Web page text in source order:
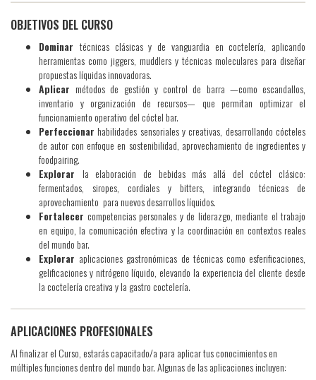
OBJETIVOS DEL CURSO
Dominar técnicas clásicas y de vanguardia en coctelería, aplicando
herramientas como jiggers, muddlers y técnicas moleculares para diseñar
propuestas líquidas innovadoras.
Aplicar métodos de gestión y control de barra —como escandallos,
inventario y organización de recursos— que permitan optimizar el
funcionamiento operativo del cóctel bar.
Perfeccionar habilidades sensoriales y creativas, desarrollando cócteles
de autor con enfoque en sostenibilidad, aprovechamiento de ingredientes y
foodpairing.
Explorar la elaboración de bebidas más allá del cóctel clásico:
fermentados, siropes, cordiales y bitters, integrando técnicas de
aprovechamiento para nuevos desarrollos líquidos.
Fortalecer competencias personales y de liderazgo, mediante el trabajo
en equipo, la comunicación efectiva y la coordinación en contextos reales
del mundo bar.
Explorar aplicaciones gastronómicas de técnicas como esferificaciones,
gelificaciones y nitrógeno líquido, elevando la experiencia del cliente desde
la coctelería creativa y la gastro coctelería.
APLICACIONES PROFESIONALES
Al finalizar el Curso, estarás capacitado/a para aplicar tus conocimientos en
múltiples funciones dentro del mundo bar. Algunas de las aplicaciones incluyen: